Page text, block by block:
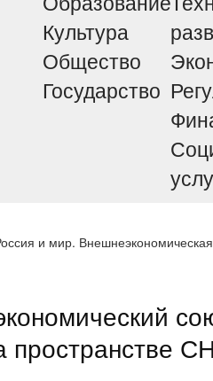
Культура
Общество
Государство
и мир.
пространстве